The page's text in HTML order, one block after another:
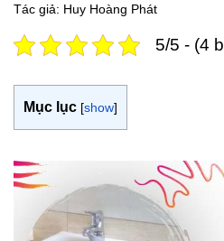
Tác giả: Huy Hoàng Phát
5/5 - (4
Mục lục [show]